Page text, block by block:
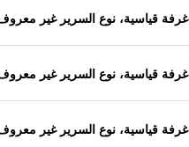
غرفة قياسية، نوع السرير غير
غرفة قياسية، نوع السرير غير
غرفة قياسية، نوع السرير غير